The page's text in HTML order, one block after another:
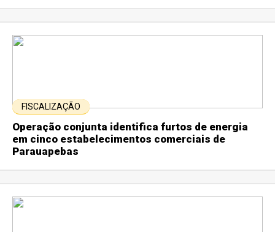
FISCALIZAÇÃO
Operação conjunta identifica furtos de energia
em cinco estabelecimentos comerciais de
Parauapebas